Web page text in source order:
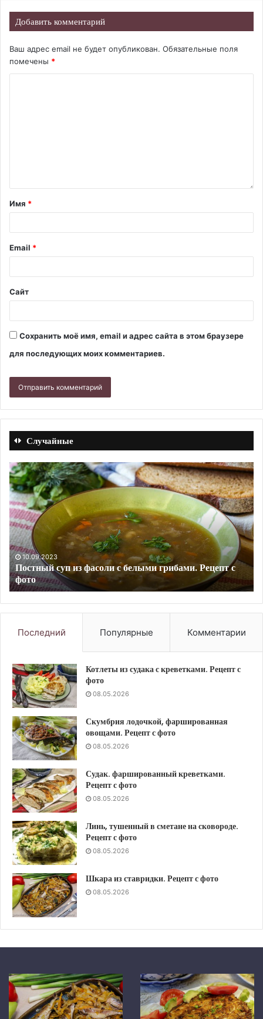
Добавить комментарий
Ваш адрес email не будет опубликован. Обязательные поля
помечены *
Имя *
Email *
Сайт
Сохранить моё имя, email и адрес сайта в этом браузере
для последующих моих комментариев.
Случайные
Кефаль,
жаренная
с
апельсином
и
чесноком.
Рецепт
с
фото
08.05.2026
Кефаль, жаренная с апельсином и чесноком. Рецепт с
фото
с
Последний Популярные Комментарии
Котлеты из судака с креветками. Рецепт с
фото
08.05.2026
Скумбрия лодочкой, фаршированная
овощами. Рецепт с фото
08.05.2026
Судак. фаршированный креветками.
Рецепт с фото
08.05.2026
Линь, тушенный в сметане на сковороде.
Рецепт с фото
08.05.2026
Шкара из ставридки. Рецепт с фото
08.05.2026
Беломорская
сельдь,
запеченная
в
Чесночный
суп
по-
чешски